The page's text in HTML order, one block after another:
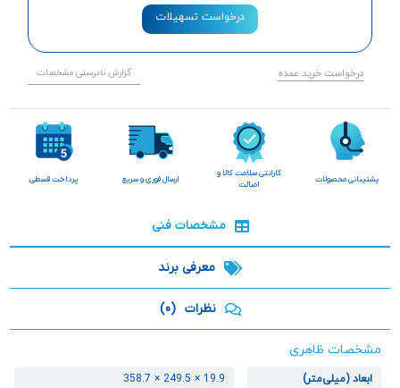
درخواست تسهیلات
درخواست خرید عمده گزارش نادرستی مشخصات
پشتیبانی محصولات
گارانتی سلامت کالا و
اصالت
ارسال فوری و سریع پرداخت قسطی
مشخصات فنی
معرفی برند
نظرات (0)
مشخصات ظاهری
ابعاد (میلی‌متر) 19.9 × 249.5 × 358.7